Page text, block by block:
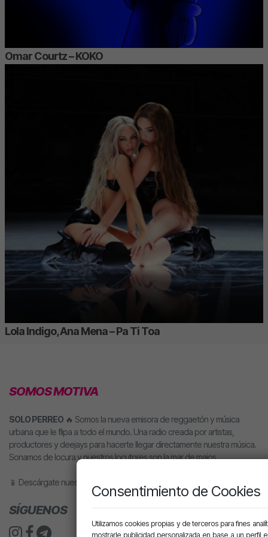
Omar Courtz – KOKO
Lola Indigo, Ana Mena – Pa Ti Toa
SOMOS MOTIVA
SOLO PERREO 🔥 Somos la nueva emisora de reggaetón y música
urbana que le flipa a todo el mundo. Una radio creada por artistas,
productores y deejays para hacerte llegar directamente nuestra música.
Sonamos de locura y nuestros locutores son la mar de majos.
📱 Descárgate nuestra app o pídele motiva a tu altavoz inteligente.
SÍGUENOS
Consentimiento de Cookies
Utilizamos cookies propias y de terceros para fines
mostrarle publicidad personalizada en base a un perfil